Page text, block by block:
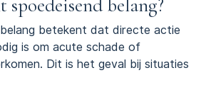
spoedeisend belang?
betekent dat directe actie
is om acute schade of
Dit is het geval bij situaties